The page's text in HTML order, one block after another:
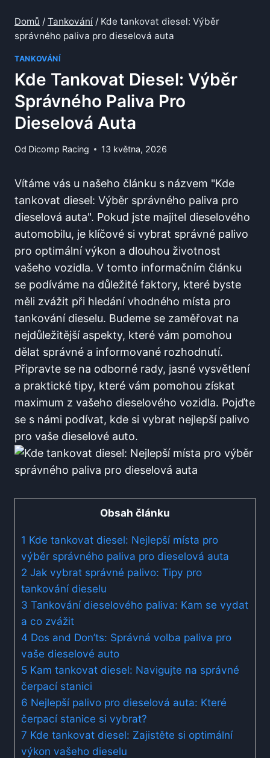
Domů / Tankování / Kde tankovat diesel: Výběr
správného paliva pro dieselová auta
TANKOVÁNÍ
Kde Tankovat Diesel: Výběr
Správného Paliva Pro
Dieselová Auta
Od Dicomp Racing 13 května, 2026
Vítáme vás u našeho‌ článku s názvem "Kde
⁣tankovat ⁤diesel: ⁤Výběr správného paliva pro
dieselová auta". Pokud ​jste majitel dieselového
automobilu, je klíčové si vybrat ‌správné palivo
pro optimální‌ výkon a dlouhou životnost
⁣vašeho vozidla. V tomto‍ informačním článku
se podíváme⁢ na důležité ‍faktory, které‌ byste
měli zvážit při ‍hledání vhodného⁤ místa pro
tankování dieselu. Budeme se zaměřovat na
nejdůležitější aspekty, které vám pomohou‌
dělat správné a informované ‍rozhodnutí.
Připravte se na⁣ odborné rady, jasné vysvětlení
a praktické⁤ tipy, které vám⁢ pomohou získat
maximum ‌z vašeho ⁣dieselového vozidla. ‍Pojďte
‌se s námi podívat, kde si vybrat nejlepší palivo
pro vaše dieselové ​auto.
Obsah článku
1 Kde tankovat diesel: ⁢Nejlepší místa ⁢pro⁣
výběr správného‍ paliva pro ⁣dieselová auta
2 Jak vybrat správné palivo: ‍Tipy pro
tankování dieselu
3 Tankování dieselového paliva: ⁤Kam se vydat⁣
a co ⁤zvážit
4 Dos ​and Don’ts: Správná volba paliva pro
vaše ‌dieselové auto
5 Kam tankovat diesel: Navigujte ⁣na správné
čerpací stanici
6 Nejlepší⁣ palivo pro dieselová‌ auta: Které
čerpací ‌stanice ‍si vybrat?
7 Kde tankovat diesel: Zajistěte⁤ si optimální⁣
výkon vašeho dieselu